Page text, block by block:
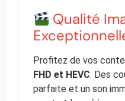
Qualité
Profitez de vos
FHD et HEVC. Des
parfaite et un son